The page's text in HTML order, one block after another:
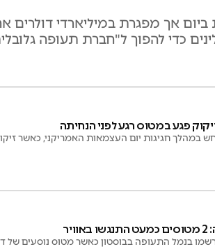
מפעילה כ-6,500 טיסות ביום אך מפגרת
כדי להפוך ל"חברת תעופה
פגע במטוס רגע לפני הנחיתה
במהלך חגיגות יום העצמאות האמריקני, כאשר
בנמל התעופה בבוסטון כאשר מטוס נוסעים